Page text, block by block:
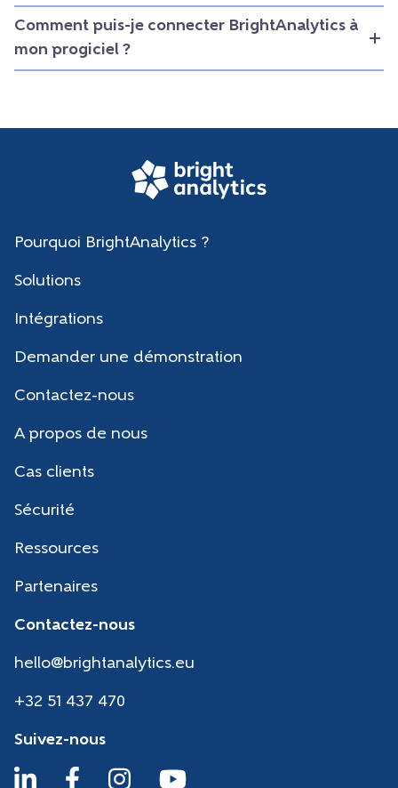
Comment puis-je connecter BrightAnalytics à
mon progiciel ?
Pourquoi BrightAnalytics ?
Solutions
Intégrations
Demander une démonstration
Contactez-nous
A propos de nous
Cas clients
Sécurité
Ressources
Partenaires
Contactez-nous
hello@brightanalytics.eu
+32 51 437 470
Suivez-nous